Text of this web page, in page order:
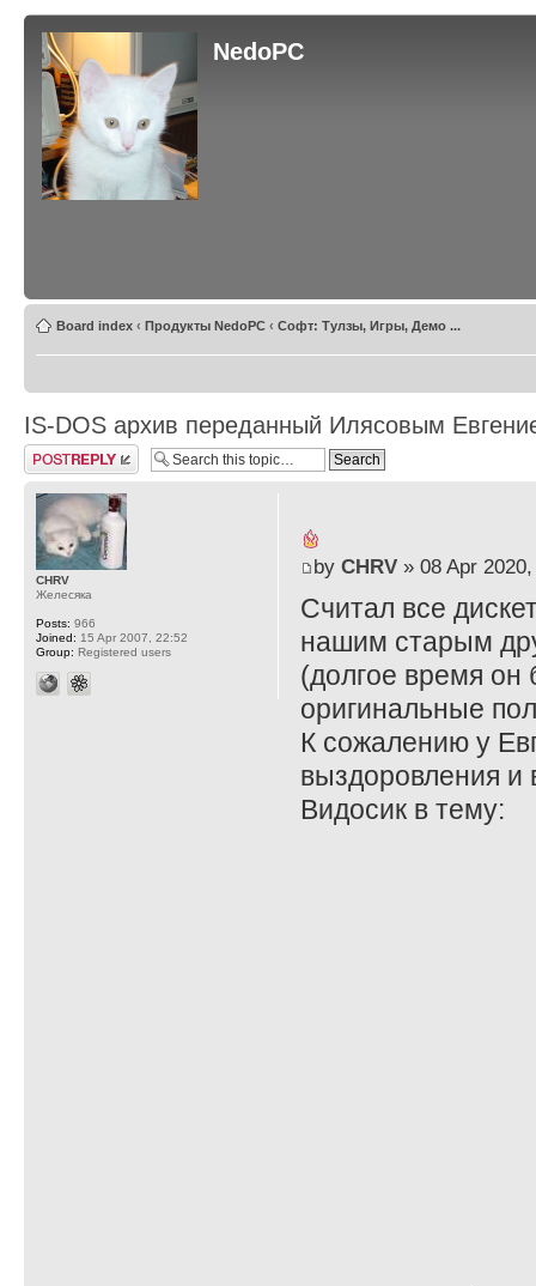
NedoPC
Board index ‹ Продукты NedoPC ‹ Софт: Тулзы, Игры, Демо ...
IS-DOS архив переданный Илясовым
Post a reply
by CHRV» 08 Apr 2020,
Считал все
нашим старым
(долгое время
оригинальные
К сожалению у
выздоровления и
Видосик в тему:
CHRV
Желесяка
Posts: 966
Joined: 15 Apr 2007, 22:52
Group: Registered users